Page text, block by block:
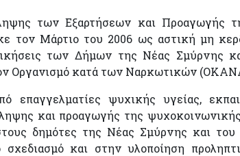
των Εξαρτήσεων και Προαγωγής
τον Μάρτιο του 2006 ως αστική μη
των Δήμων της Νέας Σμύρνης
Οργανισμό κατά των Ναρκωτικών
επαγγελματίες ψυχικής υγείας,
και προαγωγής της
δημότες της Νέας Σμύρνης και του
σχεδιασμό και στην υλοποίηση